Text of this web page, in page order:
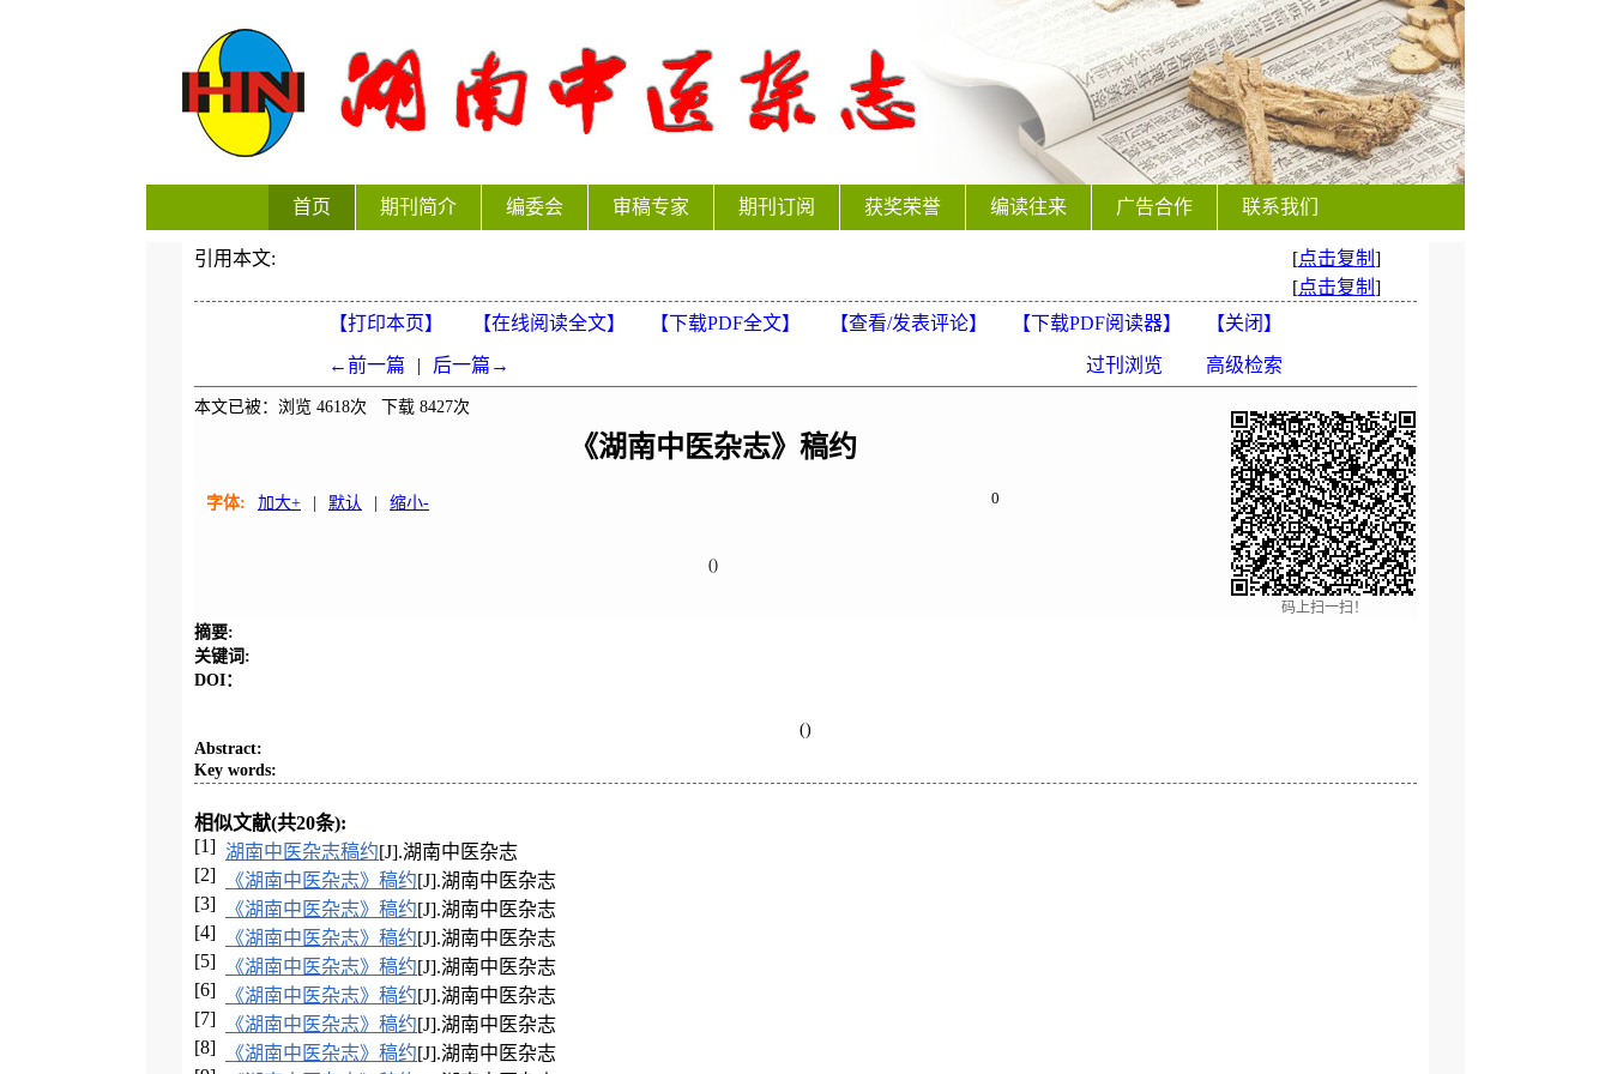
首页 期刊简介 编委会 审稿专家 期刊订阅 获奖荣誉 编读往来 广告合作 联系我们
引用本文: [点击复制 ]
[点击复制 ]
【打印本页】
【在线阅读全文】 【下载PDF全文】 【查看/发表评论】 【下载PDF阅读器】 【关闭 】
←前一篇 | 后一篇→ 过刊浏览 高级检索
本文已被：浏览 4618次 下载 8427次
码上扫一扫！
《湖南中医杂志》稿约
0
字体: 加大+ 默认 缩小-
()
摘要:
关键词 :
DOI：
()
Abstract:
Key words:
相似文献(共20条):
[1] 湖南中医杂志稿约[J].湖南中医杂志
[2]
《湖南中医杂志》稿约[J].湖南中医杂志
[3]
《湖南中医杂志》稿约[J].湖南中医杂志
[4]
《湖南中医杂志》稿约[J].湖南中医杂志
[5]
《湖南中医杂志》稿约[J].湖南中医杂志
[6]
《湖南中医杂志》稿约[J].湖南中医杂志
[7]
《湖南中医杂志》稿约[J].湖南中医杂志
[8]
《湖南中医杂志》稿约[J].湖南中医杂志